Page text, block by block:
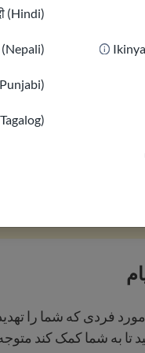
(Hindi)
(Nepali)
می کند نمی شناسید، به
نژاد، قد، وزن،
در صورت آخرین راه حل
فردی که شما را
به شما کمک کند متوجه